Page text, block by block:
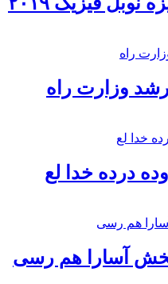
وزارت راه
درده خدا لع
بخش آسارا هم رسی